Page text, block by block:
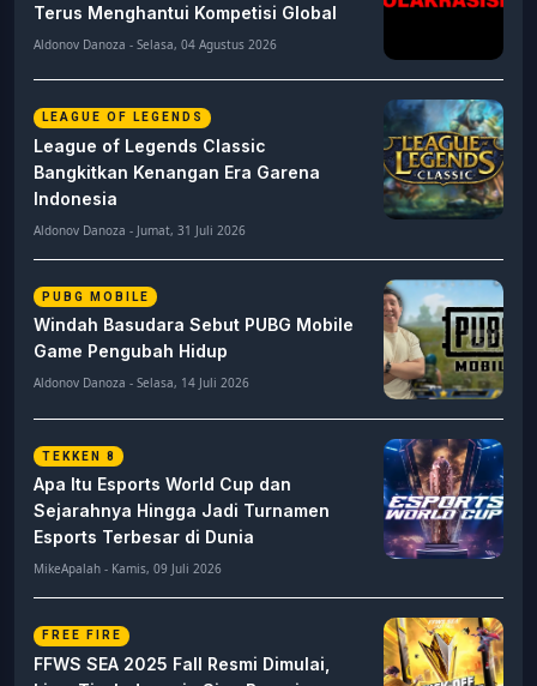
Terus Menghantui Kompetisi Global
Aldonov Danoza - Selasa, 04 Agustus 2026
LEAGUE OF LEGENDS
League of Legends Classic
Bangkitkan Kenangan Era Garena
Indonesia
Aldonov Danoza - Jumat, 31 Juli 2026
PUBG MOBILE
Windah Basudara Sebut PUBG Mobile
Game Pengubah Hidup
Aldonov Danoza - Selasa, 14 Juli 2026
TEKKEN 8
Apa Itu Esports World Cup dan
Sejarahnya Hingga Jadi Turnamen
Esports Terbesar di Dunia
MikeApalah - Kamis, 09 Juli 2026
FREE FIRE
FFWS SEA 2025 Fall Resmi Dimulai,